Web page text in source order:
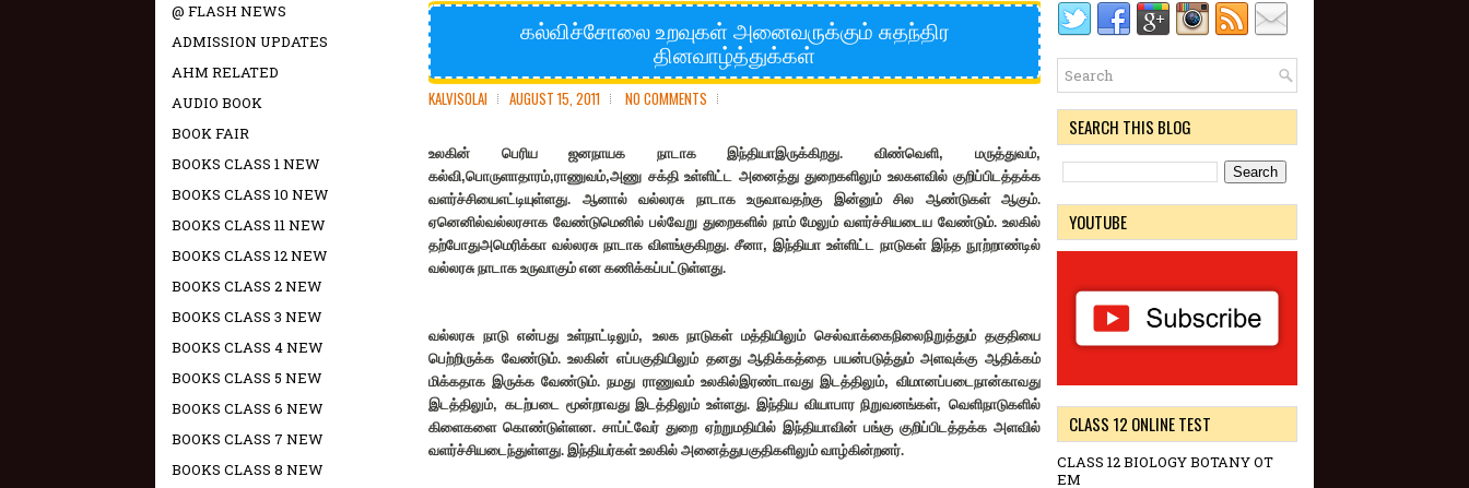
கல்விச்சோலை உறவுகள் அனைவருக்கும் சுதந்திர
தினவாழ்த்துக்கள்
KALVISOLAI AUGUST 15, 2011 NO COMMENTS
உலகின் பெரிய ஜனநாயக நாடாக இந்தியாஇருக்கிறது. விண்வெளி, மருத்துவம்,
கல்வி,பொருளாதாரம்,ராணுவம்,அணு சக்தி உள்ளிட்ட அனைத்து துறைகளிலும் உலகளவில் குறிப்பிடத்தக்க
வளர்ச்சியைஎட்டியுள்ளது. ஆனால் வல்லரசு நாடாக உருவாவதற்கு இன்னும் சில ஆண்டுகள் ஆகும்.
ஏனெனில்வல்லரசாக வேண்டுமெனில் பல்வேறு துறைகளில் நாம் மேலும் வளர்ச்சியடைய வேண்டும். உலகில்
தற்போதுஅமெரிக்கா வல்லரசு நாடாக விளங்குகிறது. சீனா,இந்தியா உள்ளிட்ட நாடுகள் இந்த நூற்றாண்டில்
வல்லரசு நாடாக உருவாகும் என கணிக்கப்பட்டுள்ளது.
வல்லரசு நாடு என்பது உள்நாட்டிலும், உலக நாடுகள் மத்தியிலும் செல்வாக்கைநிலைநிறுத்தும் தகுதியை
பெற்றிருக்க வேண்டும். உலகின் எப்பகுதியிலும் தனது ஆதிக்கத்தை பயன்படுத்தும் அளவுக்கு ஆதிக்கம்
மிக்கதாக இருக்க வேண்டும். நமது ராணுவம் உலகில்இரண்டாவது இடத்திலும்,விமானப்படைநான்காவது
இடத்திலும், கடற்படை மூன்றாவது இடத்திலும் உள்ளது. இந்திய வியாபார நிறுவனங்கள், வெளிநாடுகளில்
கிளைகளை கொண்டுள்ளன. சாப்ட்வேர் துறை ஏற்றுமதியில் இந்தியாவின் பங்கு குறிப்பிடத்தக்க அளவில்
வளர்ச்சியடைந்துள்ளது. இந்தியர்கள் உலகில் அனைத்துபகுதிகளிலும் வாழ்கின்றனர்.
@ FLASH NEWS
ADMISSION UPDATES
AHM RELATED
AUDIO BOOK
BOOK FAIR
BOOKS CLASS 1 NEW
BOOKS CLASS 10 NEW
BOOKS CLASS 11 NEW
BOOKS CLASS 12 NEW
BOOKS CLASS 2 NEW
BOOKS CLASS 3 NEW
BOOKS CLASS 4 NEW
BOOKS CLASS 5 NEW
BOOKS CLASS 6 NEW
BOOKS CLASS 7 NEW
BOOKS CLASS 8 NEW
SEARCH THIS BLOG
YOUTUBE
CLASS 12 ONLINE TEST
CLASS 12 BIOLOGY BOTANY OT
EM